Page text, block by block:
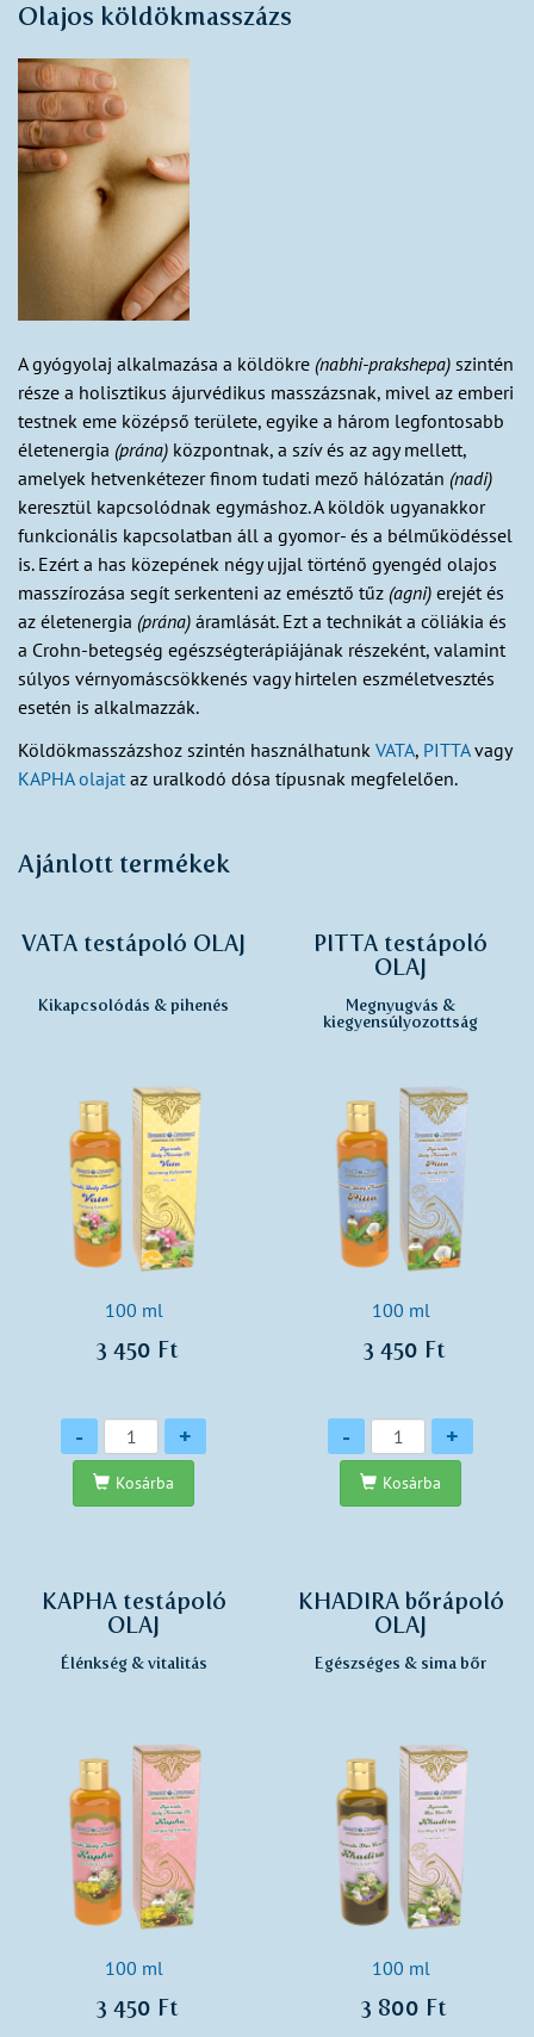
Olajos köldökmasszázs
A gyógyolaj alkalmazása a köldökre (nabhi-prakshepa) szintén
része a holisztikus ájurvédikus masszázsnak, mivel az emberi
testnek eme középső területe, egyike a három legfontosabb
életenergia (prána) központnak, a szív és az agy mellett,
amelyek hetvenkétezer finom tudati mező hálózatán (nadi)
keresztül kapcsolódnak egymáshoz. A köldök ugyanakkor
funkcionális kapcsolatban áll a gyomor- és a bélműködéssel
is. Ezért a has közepének négy ujjal történő gyengéd olajos
masszírozása segít serkenteni az emésztő tűz (agni) erejét és
az életenergia (prána) áramlását. Ezt a technikát a cöliákia és
a Crohn-betegség egészségterápiájának részeként, valamint
súlyos vérnyomáscsökkenés vagy hirtelen eszméletvesztés
esetén is alkalmazzák.
Köldökmasszázshoz szintén használhatunk VATA, PITTAvagy
KAPHA olajat az uralkodó dósa típusnak megfelelően.
Ajánlott termékek
VATA testápoló OLAJ
Kikapcsolódás & pihenés
100 ml
3 450 Ft
Mennyiség
- +
Kosárba
PITTA testápoló
OLAJ
Megnyugvás &
kiegyensúlyozottság
100 ml
3 450 Ft
Mennyiség
- +
Kosárba
KAPHA testápoló
OLAJ
Élénkség & vitalitás
100 ml
3 450 Ft
KHADIRA bőrápoló
OLAJ
Egészséges & sima bőr
100 ml
3 800 Ft